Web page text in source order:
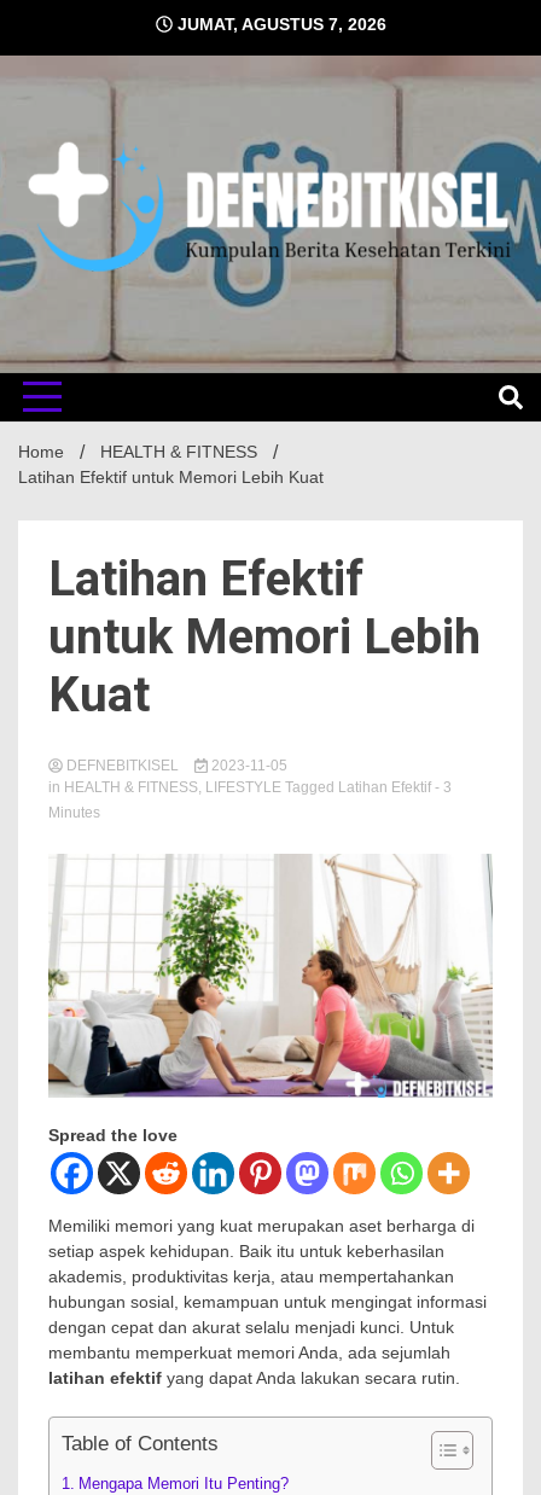
content
JUMAT, AGUSTUS 7, 2026
Home
HEALTH & FITNESS
Latihan Efektif untuk Memori Lebih Kuat
Latihan Efektif
untuk Memori Lebih
Kuat
DEFNEBITKISEL
2023-11-05
in HEALTH & FITNESS, LIFESTYLE Tagged Latihan Efektif - 3
Minutes
Spread the love
Memiliki memori yang kuat merupakan aset berharga di
setiap aspek kehidupan. Baik itu untuk keberhasilan
akademis, produktivitas kerja, atau mempertahankan
hubungan sosial, kemampuan untuk mengingat informasi
dengan cepat dan akurat selalu menjadi kunci. Untuk
membantu memperkuat memori Anda, ada sejumlah
latihan efektif yang dapat Anda lakukan secara rutin.
Table of Contents
Mengapa Memori Itu Penting?